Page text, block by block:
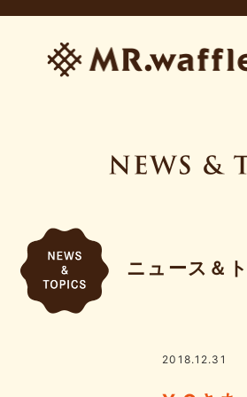
ニュース＆
2018.12.31